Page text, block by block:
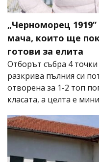
„Черноморец
мача, които ще
готови за елита
Отборът събра 4
разкрива пълния си
отворена за 1-2 топ
класата, а целта е